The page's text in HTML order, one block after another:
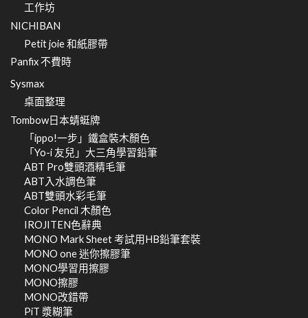
工作坊
NICHIBAN
Petit joie 和紙膠帶
Panfix 不費時
Sysmax
桌面整理
Tombow日本蜻蜓牌
「ippo!一步」鐵盒裝木顏色
「Yo-i 友兒」大三角學習鉛筆
ABT Pro雙頭酒精毛筆
ABT入水調色筆
ABT雙頭水彩毛筆
Color Pencil 木顏色
IROJITEN色辭典
MONO Mark Sheet 考試用HB鉛筆套裝
MONO one 迷你擦膠筆
MONO學習用擦膠
MONO擦膠
MONO改錯帶
PiT 漿糊筆